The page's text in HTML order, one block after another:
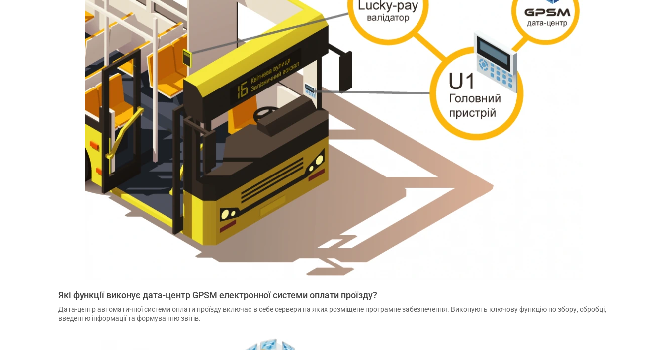
Які функції виконує дата-центр GPSM електронної системи оплати проїзду?
Дата-центр автоматичної системи оплати проїзду включає в себе сервери на яких розміщене програмне забезпечення. Виконують ключову функцію по збору, обробці,
введенню інформації та формуванню звітів.